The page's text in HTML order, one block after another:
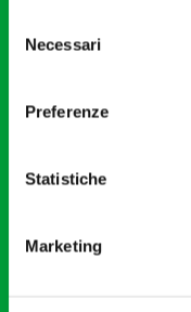
delNecessari
Preferenze
Statistiche
Marketing
Via S. Giovanni sul